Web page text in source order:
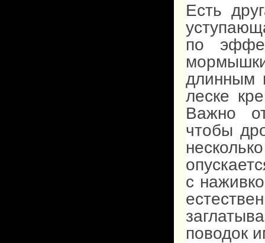
Есть
по
длинным
леске
Важно
чтобы
с
поводок